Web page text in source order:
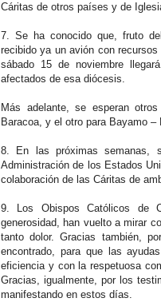
Cáritas de otros países y de
7. Se ha conocido que, fruto
recibido ya un avión con
sábado 15 de noviembre
afectados de esa diócesis.
Más adelante, se esperan
Baracoa, y el otro para Bayamo –
8. En las próximas semanas,
Administración de los Estados
colaboración de las Cáritas de
9. Los Obispos Católicos de
generosidad, han vuelto a mirar
tanto dolor. Gracias también,
encontrado, para que las
eficiencia y con la respetuosa
Gracias, igualmente, por los
manifestando en estos días.